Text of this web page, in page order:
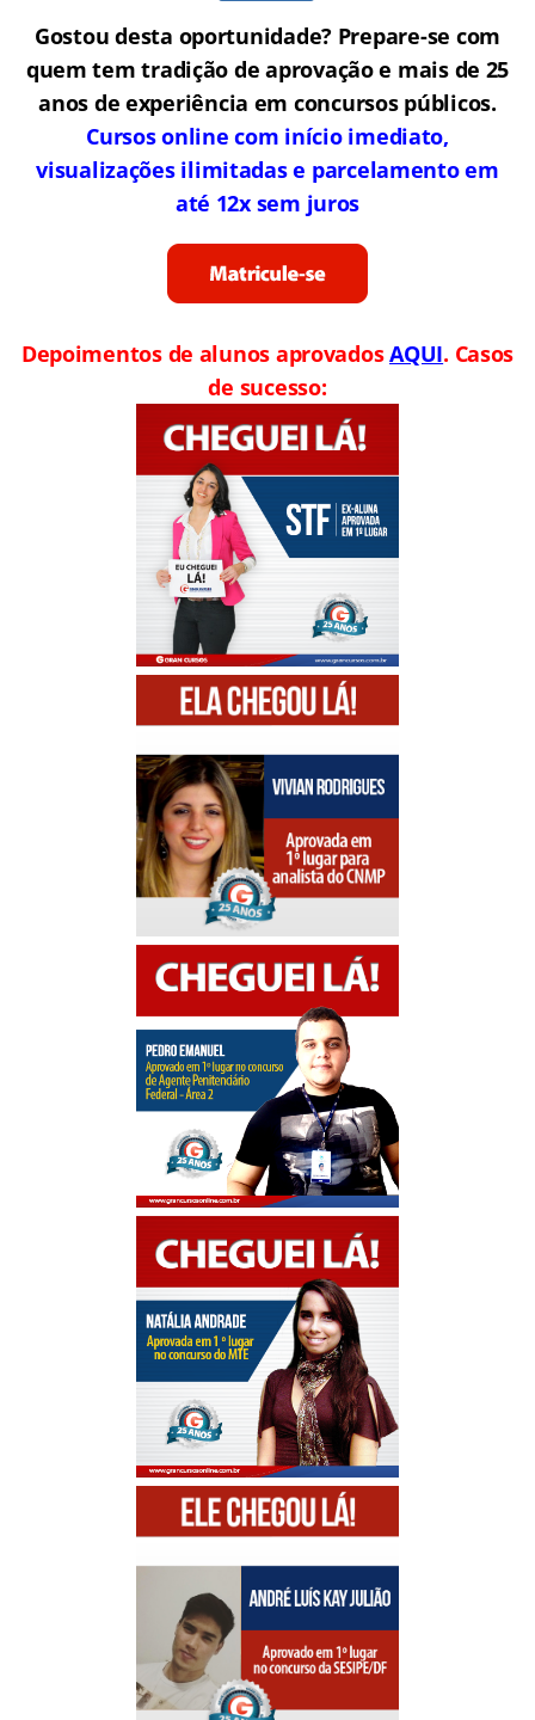
Gostou desta oportunidade? Prepare-se com
quem tem tradição de aprovação e mais de 25
anos de experiência em concursos públicos.
Cursos online com início imediato,
visualizações ilimitadas e parcelamento em
até 12x sem juros
Depoimentos de alunos aprovadosAQUI. Casos
de sucesso: